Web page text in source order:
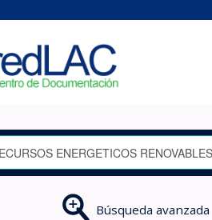
Búsqueda avanzada